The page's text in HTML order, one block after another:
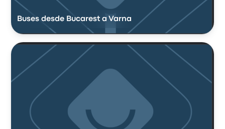
Buses desde Bucarest a Varna